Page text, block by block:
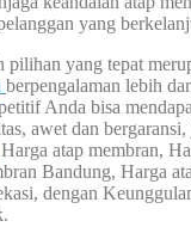
yang
pilihan yang tepat
berpengalaman lebih
Anda bisa
awet dan
atap membran,
Bandung, Harga
dengan